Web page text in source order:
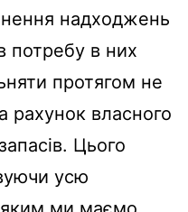
надходжень
потребу в них
протягом не
рахунок власного
Цього
усю